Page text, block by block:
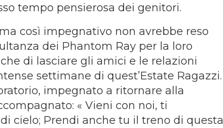
tempo pensierosa dei genitori.
così impegnativo non avrebbe reso
dei Phantom Ray per la loro
di lasciare gli amici e le relazioni
settimane di quest’Estate Ragazzi.
impegnato a ritornare alla
« Vieni con noi, ti
cielo; Prendi anche tu il treno di questa